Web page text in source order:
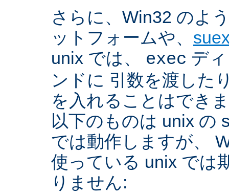
さらに、Win32 のよ
ットフォームや、
unix では、 exec デ
ンドに 引数を渡した
を入れることはでき
以下のものは unix の
では動作しますが、
使っている unix では
りません: